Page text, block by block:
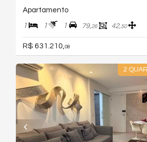
Apartamento
1 1 1 79,26 42,50
R$ 631.210,08
2